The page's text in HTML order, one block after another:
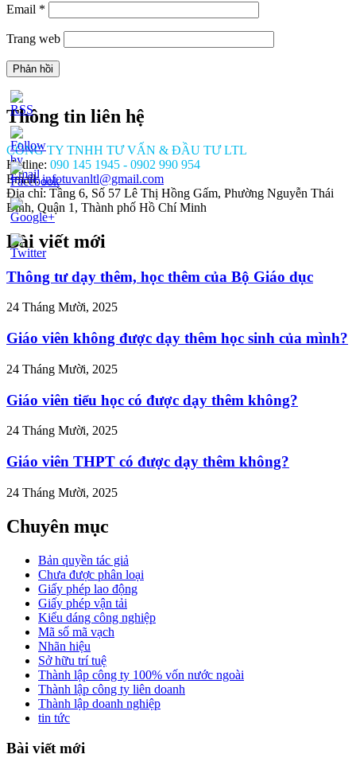
Email *
Trang web
de-
Thông tin liên hệ
CÔNG TY TNHH TƯ VẤN & ĐẦU TƯ LTL
Hotline: 090 145 1945 - 0902 990 954
Email:infotuvanltl@gmail.com
Địa chỉ: Tầng 6, Số 57 Lê Thị Hồng Gấm, Phường Nguyễn Thái
Bình, Quận 1, Thành phố Hồ Chí Minh
Bài viết mới
Thông tư dạy thêm, học thêm của Bộ Giáo dục
24 Tháng Mười, 2025
Giáo viên không được dạy thêm học sinh của mình?
24 Tháng Mười, 2025
Giáo viên tiểu học có được dạy thêm không?
24 Tháng Mười, 2025
Giáo viên THPT có được dạy thêm không?
24 Tháng Mười, 2025
Chuyên mục
Bản quyền tác giả
Chưa được phân loại
Giấy phép lao động
Giấy phép vận tải
Kiểu dáng công nghiệp
Mã số mã vạch
Nhãn hiệu
Sở hữu trí tuệ
Thành lập công ty 100% vốn nước ngoài
Thành lập công ty liên doanh
Thành lập doanh nghiệp
tin tức
Bài viết mới